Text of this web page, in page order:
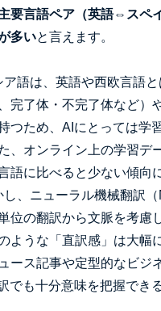
要言語ペア（英語⇔スペ
多いと言えます。
ア語は、英語や西欧言語
完了体・不完了体など）
つため、AIにとっては学
、オンライン上の学習デ
語に比べると少ない傾向
し、ニューラル機械翻訳
位の翻訳から文脈を考慮
ような「直訳感」は大幅
ース記事や定型的なビジ
でも十分意味を把握でき